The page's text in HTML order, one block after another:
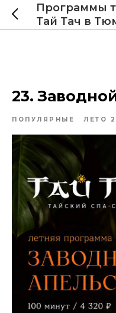
Программы
Тай Тач в
23.
ПОПУЛЯРНЫЕ ЛЕТО